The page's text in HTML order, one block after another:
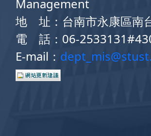
Management
地 址：台南市永康區南
電 話：06-
E-mail：